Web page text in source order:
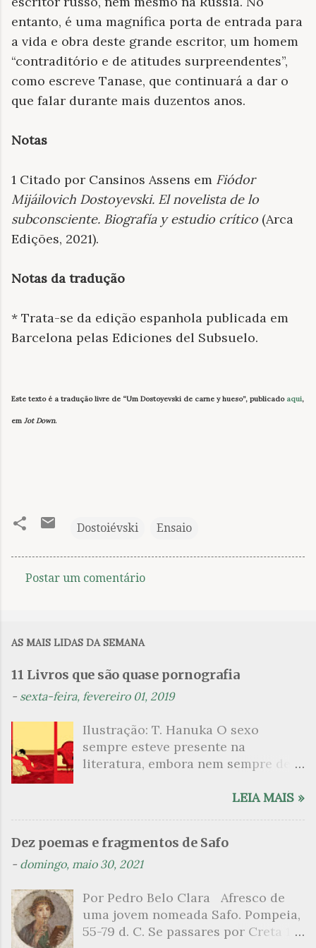
entanto, é uma magnífica porta de entrada para
a vida e obra deste grande escritor, um homem
“contraditório e de atitudes surpreendentes”,
como escreve Tanase, que continuará a dar o
que falar durante mais duzentos anos.
Notas
1 Citado por Cansinos Assens em Fiódor
Mijáilovich Dostoyevski. El novelista de lo
subconsciente. Biografía y estudio crítico (Arca
Edições, 2021).
Notas da tradução
* Trata-se da edição espanhola publicada em
Barcelona pelas Ediciones del Subsuelo.
Este texto é a tradução livre de “Um Dostoyevski de carne y hueso”, publicado aqui,
em Jot Down.
Dostoiévski Ensaio
n
t
i
o
Postar um comentário
AS MAIS LIDAS DA SEMANA
11 Livros que são quase pornografia
- sexta-feira, fevereiro 01, 2019
Ilustração: T. Hanuka O sexo
sempre esteve presente na
literatura, embora nem sempre de
que mergulharam em sua própria
psicanalítico e findaram por revelar
a partir dessa intimidade o lado
apresenta um conjunto de livros
nos quais os escritores se
desnudam, livros que dispensam o
LEIA MAIS »
Dez poemas e fragmentos de Safo
- domingo, maio 30, 2021
Por Pedro Belo Clara Afresco de
uma jovem nomeada Safo. Pompeia,
55-79 d. C. Se passares por Creta 1